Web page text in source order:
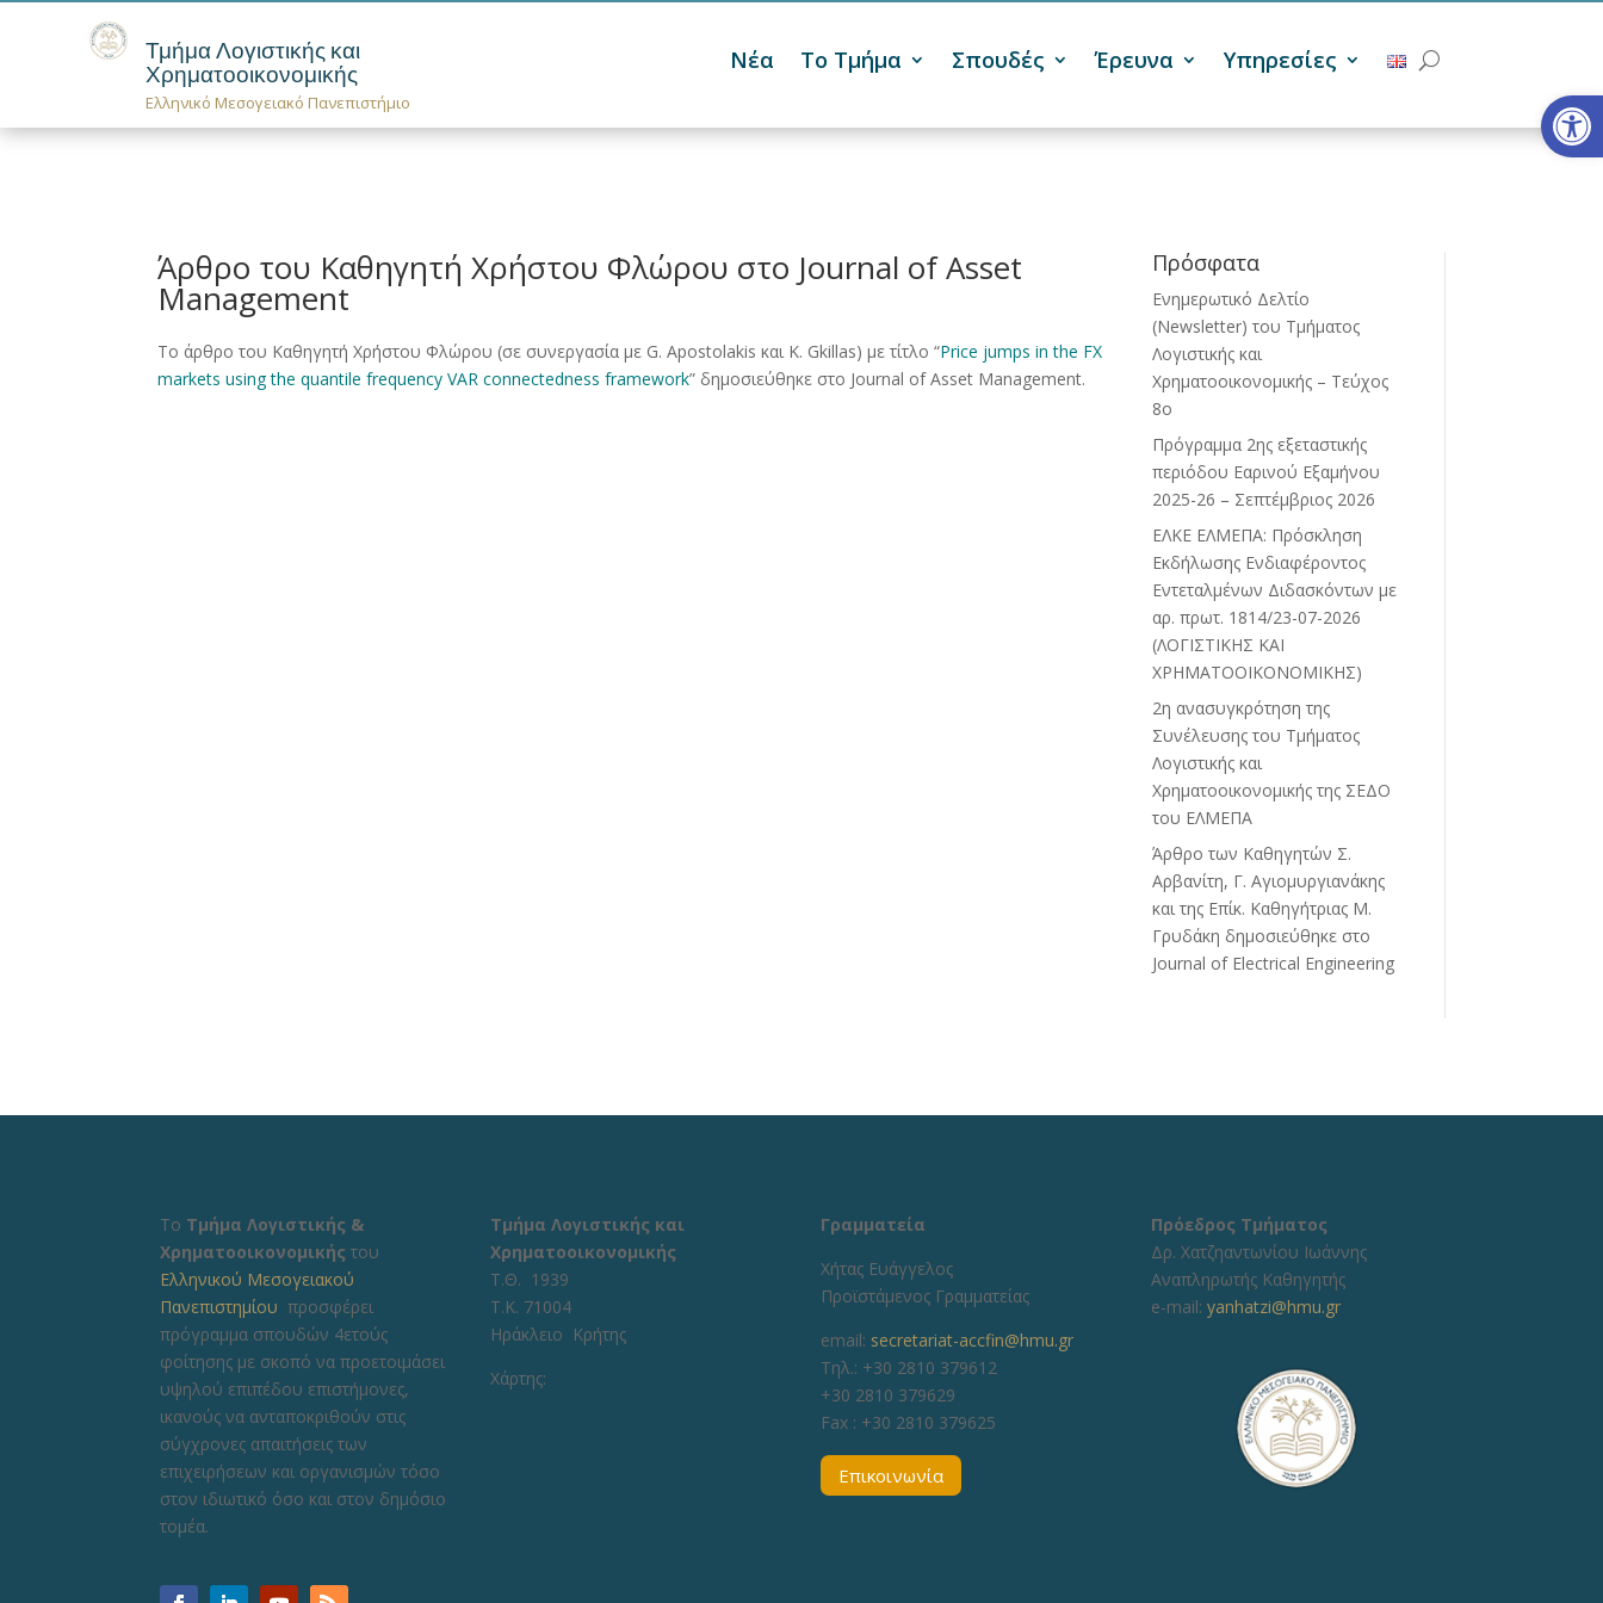
Τμήμα Λογιστικής και
Χρηματοοικονομικής
Ελληνικό Μεσογειακό Πανεπιστήμιο
Νέα Το Τμήμα Σπουδές Έρευνα Υπηρεσίες
Άρθρο του Καθηγητή Χρήστου Φλώρου στο Journal of Asset
Management
Το άρθρο του Καθηγητή Χρήστου Φλώρου (σε συνεργασία με G. Apostolakis και K. Gkillas) με τίτλο “Price jumps in the FX
markets using the quantile frequency VAR connectedness framework” δημοσιεύθηκε στο Journal of Asset Management.
Πρόσφατα
Ενημερωτικό Δελτίο
(Newsletter) του Τμήματος
Λογιστικής και
Χρηματοοικονομικής – Τεύχος
8ο
Πρόγραμμα 2ης εξεταστικής
περιόδου Eαρινού Eξαμήνου
2025-26 – Σεπτέμβριος 2026
ΕΛΚΕ ΕΛΜΕΠΑ: Πρόσκληση
Εκδήλωσης Ενδιαφέροντος
Εντεταλμένων Διδασκόντων με
αρ. πρωτ. 1814/23-07-2026
(ΛΟΓΙΣΤΙΚΗΣ ΚΑΙ
ΧΡΗΜΑΤΟΟΙΚΟΝΟΜΙΚΗΣ)
2η ανασυγκρότηση της
Συνέλευσης του Τμήματος
Λογιστικής και
Χρηματοοικονομικής της ΣΕΔΟ
του ΕΛΜΕΠΑ
Άρθρο των Καθηγητών Σ.
Αρβανίτη, Γ. Αγιομυργιανάκης
και της Επίκ. Καθηγήτριας Μ.
Γρυδάκη δημοσιεύθηκε στο
Journal of Electrical Engineering
Το Τμήμα Λογιστικής &
Χρηματοοικονομικήςτου
Ελληνικού Μεσογειακού
Πανεπιστημίου προσφέρει
πρόγραμμα σπουδών 4ετούς
φοίτησης με σκοπό να προετοιμάσει
υψηλού επιπέδου επιστήμονες,
ικανούς να ανταποκριθούν στις
σύγχρονες απαιτήσεις των
επιχειρήσεων και οργανισμών τόσο
στον ιδιωτικό όσο και στον δημόσιο
τομέα.
Τμήμα Λογιστικής και
Χρηματοοικονομικής
Τ.Θ. 1939
Τ.Κ. 71004
Ηράκλειο Κρήτης
Χάρτης:
Γραμματεία
Χήτας Ευάγγελος
Προϊστάμενος Γραμματείας
email: secretariat-accfin@hmu.gr
Τηλ.: +30 2810 379612
+30 2810 379629
Fax : +30 2810 379625
Επικοινωνία
Πρόεδρος Τμήματος
Δρ. Χατζηαντωνίου Ιωάννης
Αναπληρωτής Καθηγητής
e-mail: yanhatzi@hmu.gr